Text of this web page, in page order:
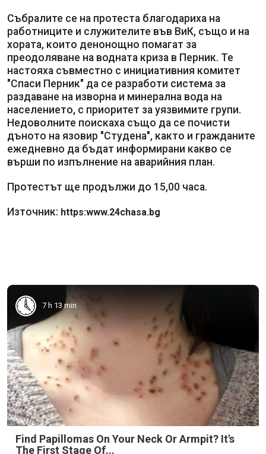
Събралите се на протеста благодариха на
работниците и служителите във ВиК, също и на
хората, които денонощно помагат за
преодоляване на водната криза в Перник. Те
настояха съвместно с инициативния комитет
"Спаси Перник" да се разработи система за
раздаване на изворна и минерална вода на
населението, с приоритет за уязвимите групи.
Недоволните поискаха също да се почисти
дъното на язовир "Студена", както и гражданите
ежедневно да бъдат информирани какво се
върши по изпълнение на аварийния план.
Протестът ще продължи до 15,00 часа.
Източник: https:www.24chasa.bg
7 h 13 min
Find Papillomas On Your Neck Or Armpit? It's
The First Stage Of...